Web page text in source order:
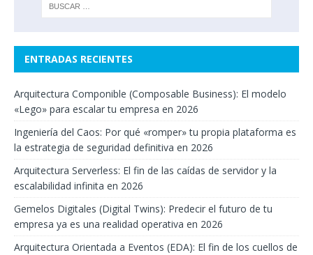
ENTRADAS RECIENTES
Arquitectura Componible (Composable Business): El modelo
«Lego» para escalar tu empresa en 2026
Ingeniería del Caos: Por qué «romper» tu propia plataforma es
la estrategia de seguridad definitiva en 2026
Arquitectura Serverless: El fin de las caídas de servidor y la
escalabilidad infinita en 2026
Gemelos Digitales (Digital Twins): Predecir el futuro de tu
empresa ya es una realidad operativa en 2026
Arquitectura Orientada a Eventos (EDA): El fin de los cuellos de